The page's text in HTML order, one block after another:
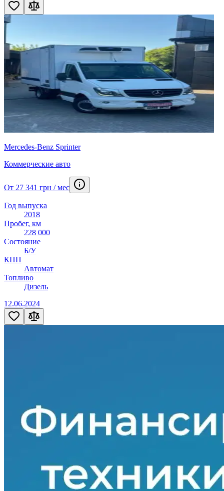
Mercedes-Benz Sprinter
Коммерческие авто
От 27 341 грн / мес
Год выпуска
2018
Пробег, км
228 000
Состояние
Б/У
КПП
Автомат
Топливо
Дизель
12.06.2024